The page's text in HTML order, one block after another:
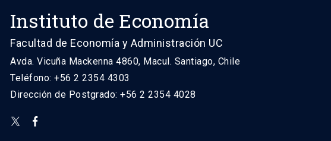
Instituto de Economía
Facultad de Economía y Administración UC
Avda. Vicuña Mackenna 4860, Macul. Santiago, Chile
Teléfono: +56 2 2354 4303
Dirección de Postgrado: +56 2 2354 4028